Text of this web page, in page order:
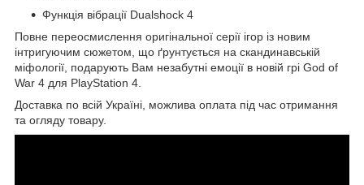
Функція вібрації Dualshock 4
Повне переосмислення оригінальної серії ігор із новим
інтригуючим сюжетом, що ґрунтується на скандинавській
міфології, подарують Вам незабутні емоції в новій грі God of
War 4 для PlayStation 4.
Доставка по всій Україні, можлива оплата під час отримання
та огляду товару.